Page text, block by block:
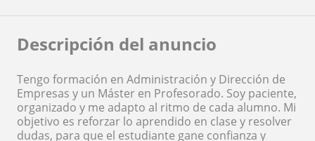
Descripción del anuncio
Tengo formación en Administración y Dirección de
Empresas y un Máster en Profesorado. Soy paciente,
organizado y me adapto al ritmo de cada alumno. Mi
objetivo es reforzar lo aprendido en clase y resolver
dudas, para que el estudiante gane confianza y